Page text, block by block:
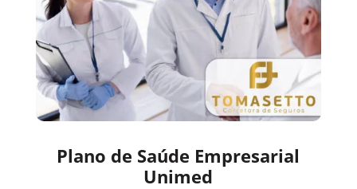
Plano de Saúde Empresarial
Unimed